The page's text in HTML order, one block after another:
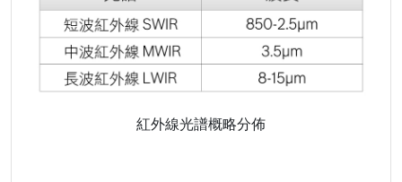
紅外線光譜概略分佈